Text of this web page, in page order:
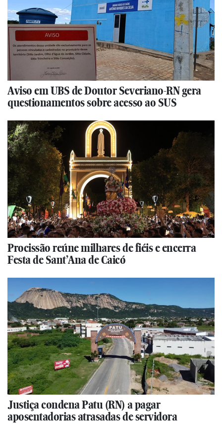
Aviso em UBS de Doutor Severiano-RN gera
questionamentos sobre acesso ao SUS
Procissão reúne milhares de fiéis e encerra
Festa de Sant’Ana de Caicó
Justiça condena Patu (RN) a pagar
aposentadorias atrasadas de servidora